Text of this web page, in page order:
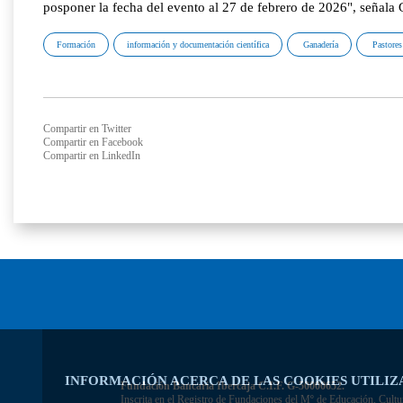
INFORMACIÓN ACERCA DE LAS COOKIES
posponer la fecha del evento al 27 de febrero de 2026", señala
Formación información y documentación científica Ganadería
Compartir en Twitter
Compartir en Facebook
Compartir en LinkedIn
Fundación Bancaria Ibercaja C.I.F. G-50000652.
Inscrita en el Registro de Fundaciones del Mº de Educación,